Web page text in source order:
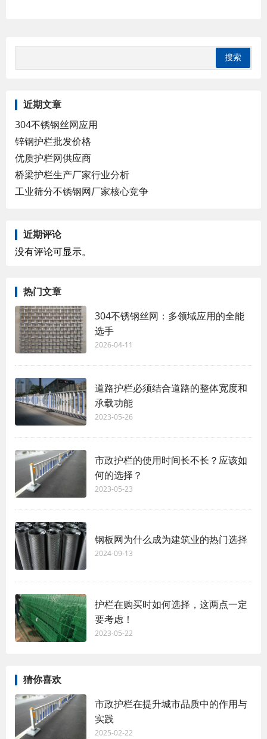
近期文章
304不锈钢丝网应用
锌钢护栏批发价格
优质护栏网供应商
桥梁护栏生产厂家行业分析
工业筛分不锈钢网厂家核心竞争
近期评论
没有评论可显示。
热门文章
304不锈钢丝网：多领域应用的全能
选手
2026-04-11
道路护栏必须结合道路的整体宽度和
承载功能
2023-05-26
市政护栏的使用时间长不长？应该如
何的选择？
2023-05-23
钢板网为什么成为建筑业的热门选择
2024-09-13
护栏在购买时如何选择，这两点一定
要考虑！
2023-05-22
猜你喜欢
市政护栏在提升城市品质中的作用与
实践
2025-02-22